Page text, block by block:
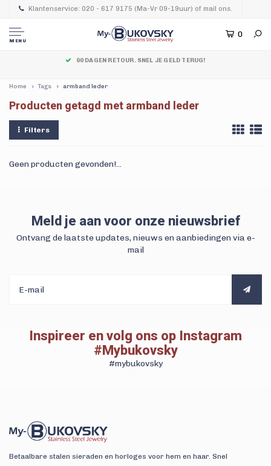
Klantenservice: 020 - 617 9175 (Ma-Vr 09-19uur) of mail ons.
MENU
0
90 DAGEN RETOUR. SNEL JE GELD TERUG!
Home Tags armband leder
Producten getagd met armband leder
Filters
Geen producten gevonden!...
Meld je aan voor onze nieuwsbrief
Ontvang de laatste updates, nieuws en aanbiedingen via e-
mail
Inspireer en volg ons op Instagram
#Mybukovsky
#mybukovsky
Betaalbare stalen sieraden en horloges voor hem en haar. Snel